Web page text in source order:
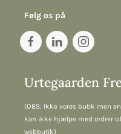
Følg os på
Urtegaarden
(OBS: Ikke vores butik men
kan ikke hjælpe med ordrer
webbutik)